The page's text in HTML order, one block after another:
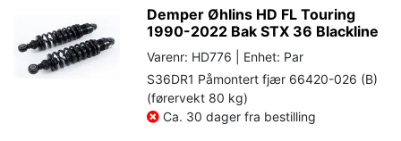
Demper Øhlins HD FL Touring
1990-2022 Bak STX 36 Blackline
Varenr: HD776 | Enhet: Par
S36DR1 Påmontert fjær 66420-026 (B)
(førervekt 80 kg)
Ca. 30 dager fra bestilling